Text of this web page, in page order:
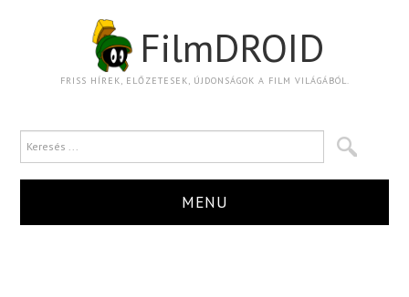
FilmDROID
FRISS HÍREK, ELŐZETESEK, ÚJDONSÁGOK A FILM VILÁGÁBÓL.
MENU